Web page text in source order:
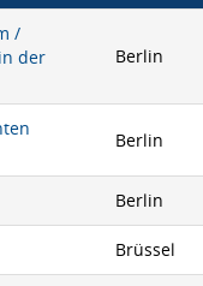
/
der
Berlin
Berlin
Berlin
Brüssel